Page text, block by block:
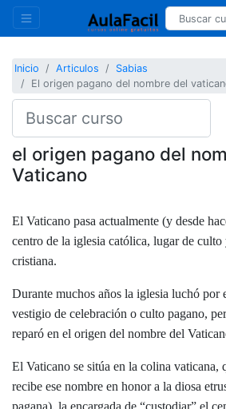
Inicio Articulos
Sabias
El origen pagano del nombre del
el origen pagano del
Vaticano
El Vaticano pasa actualmente (y desde
centro de la iglesia católica, lugar de
cristiana.
Durante muchos años la iglesia luchó por
vestigio de celebración o culto pagano,
reparó en el origen del nombre del
El Vaticano se sitúa en la colina vaticana,
recibe ese nombre en honor a la diosa
pagana), la encargada de “custodiar” el